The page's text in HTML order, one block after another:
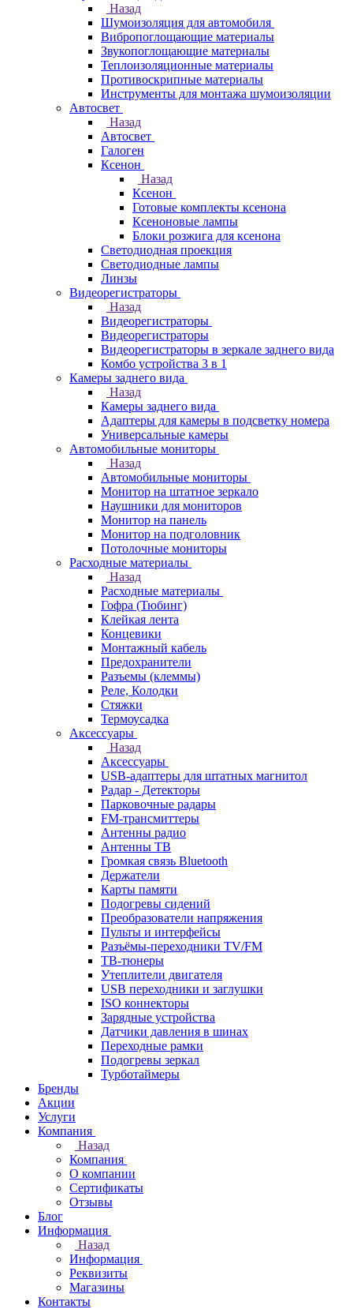
Назад
Шумоизоляция для автомобиля
Вибропоглощающие материалы
Звукопоглощающие материалы
Теплоизоляционные материалы
Противоскрипные материалы
Инструменты для монтажа шумоизоляции
Автосвет
Назад
Автосвет
Галоген
Ксенон
Назад
Ксенон
Готовые комплекты ксенона
Ксеноновые лампы
Блоки розжига для ксенона
Светодиодная проекция
Светодиодные лампы
Линзы
Видеорегистраторы
Назад
Видеорегистраторы
Видеорегистраторы
Видеорегистраторы в зеркале заднего вида
Комбо устройства 3 в 1
Камеры заднего вида
Назад
Камеры заднего вида
Адаптеры для камеры в подсветку номера
Универсальные камеры
Автомобильные мониторы
Назад
Автомобильные мониторы
Монитор на штатное зеркало
Наушники для мониторов
Монитор на панель
Монитор на подголовник
Потолочные мониторы
Расходные материалы
Назад
Расходные материалы
Гофра (Тюбинг)
Клейкая лента
Концевики
Монтажный кабель
Предохранители
Разъемы (клеммы)
Реле, Колодки
Стяжки
Термоусадка
Аксессуары
Назад
Аксессуары
USB-адаптеры для штатных магнитол
Радар - Детекторы
Парковочные радары
FM-трансмиттеры
Антенны радио
Антенны ТВ
Громкая связь Bluetooth
Держатели
Карты памяти
Подогревы сидений
Преобразователи напряжения
Пульты и интерфейсы
Разъёмы-переходники TV/FM
ТВ-тюнеры
Утеплители двигателя
USB переходники и заглушки
ISO коннекторы
Зарядные устройства
Датчики давления в шинах
Переходные рамки
Подогревы зеркал
Турботаймеры
Бренды
Акции
Услуги
Компания
Назад
Компания
О компании
Сертификаты
Отзывы
Блог
Информация
Назад
Информация
Реквизиты
Магазины
Контакты